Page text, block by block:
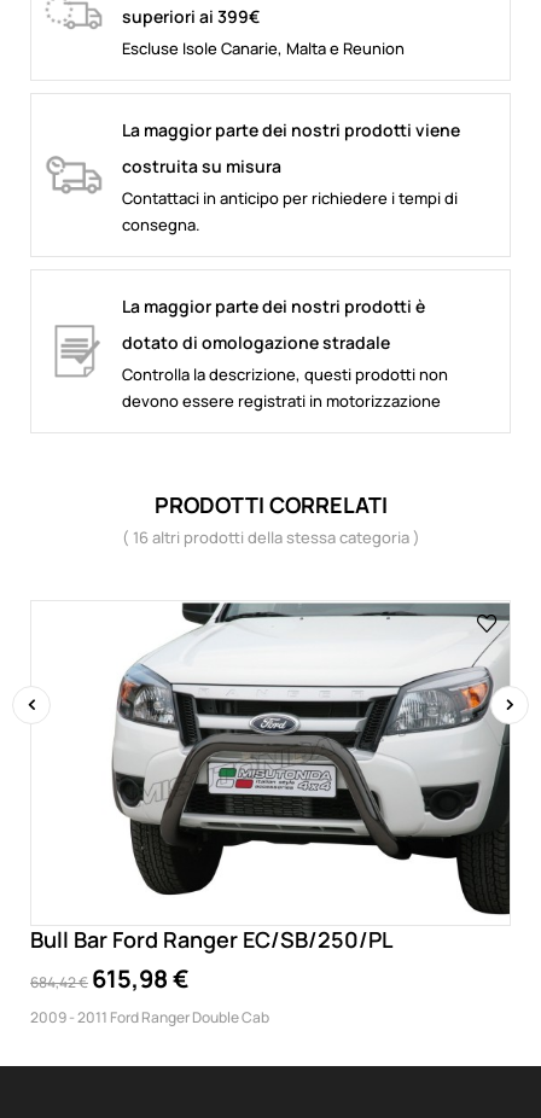
superiori ai 399€
Escluse Isole Canarie, Malta e Reunion
La maggior parte dei nostri prodotti viene
costruita su misura
Contattaci in anticipo per richiedere i tempi di
consegna.
La maggior parte dei nostri prodotti è
dotato di omologazione stradale
Controlla la descrizione, questi prodotti non
devono essere registrati in motorizzazione
PRODOTTI CORRELATI
( 16 altri prodotti della stessa categoria )
Bull Bar Ford Ranger EC/SB/250/PL
684,42 € 615,98 €
2009 - 2011 Ford Ranger Double Cab
›